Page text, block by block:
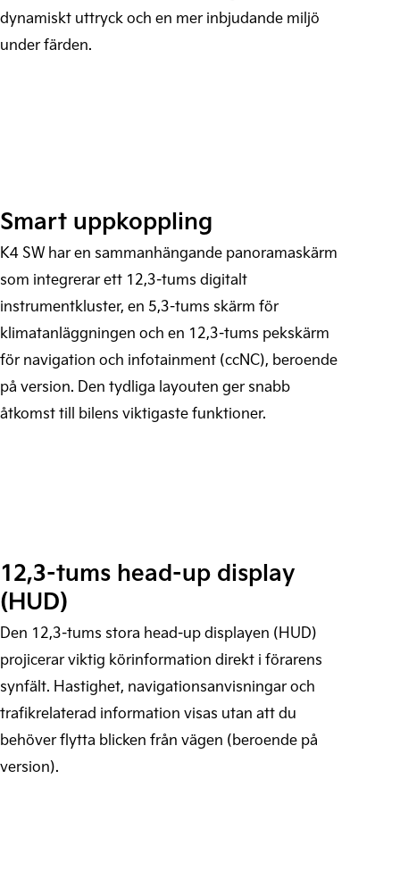
dynamiskt uttryck och en mer inbjudande miljö
under färden.
Smart uppkoppling
K4 SW har en sammanhängande panoramaskärm
som integrerar ett 12,3-tums digitalt
instrumentkluster, en 5,3-tums skärm för
klimatanläggningen och en 12,3-tums pekskärm
för navigation och infotainment (ccNC), beroende
på version. Den tydliga layouten ger snabb
åtkomst till bilens viktigaste funktioner.
12,3-tums head-up display
(HUD)
Den 12,3-tums stora head-up displayen (HUD)
projicerar viktig körinformation direkt i förarens
synfält. Hastighet, navigationsanvisningar och
trafikrelaterad information visas utan att du
behöver flytta blicken från vägen (beroende på
version).